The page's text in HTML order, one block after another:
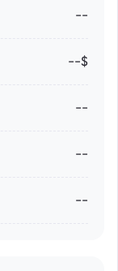
--
--$
--
--
--